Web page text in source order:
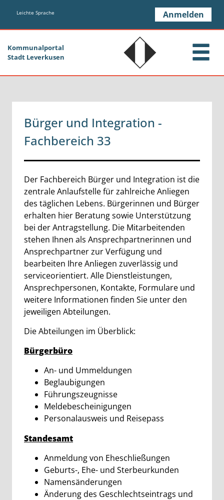
Zum Hauptinhalt springen
Leichte Sprache Anmelden
Kommunalportal
Stadt Leverkusen
Bürger und Integration -
Fachbereich 33
Beschreibung
Der Fachbereich Bürger und Integration ist die
zentrale Anlaufstelle für zahlreiche Anliegen
des täglichen Lebens. Bürgerinnen und Bürger
erhalten hier Beratung sowie Unterstützung
bei der Antragstellung. Die Mitarbeitenden
stehen Ihnen als Ansprechpartnerinnen und
Ansprechpartner zur Verfügung und
bearbeiten Ihre Anliegen zuverlässig und
serviceorientiert. Alle Dienstleistungen,
Ansprechpersonen, Kontakte, Formulare und
weitere Informationen finden Sie unter den
jeweiligen Abteilungen.
Die Abteilungen im Überblick:
Bürgerbüro
An- und Ummeldungen
Beglaubigungen
Führungszeugnisse
Meldebescheinigungen
Personalausweis und Reisepass
Standesamt
Anmeldung von Eheschließungen
Geburts-, Ehe- und Sterbeurkunden
Namensänderungen
Änderung des Geschlechtseintrags und